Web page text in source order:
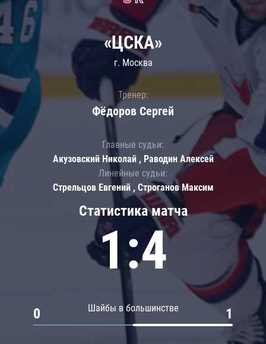
Статистика матча
1:4
Шайбы в большинстве
0 1
«ЦСКА»
г. Москва
Тренер:
Фёдоров Сергей
Главные судьи:
Акузовский Николай , Раводин Алексей
Линейные судьи:
Стрельцов Евгений , Строганов Максим